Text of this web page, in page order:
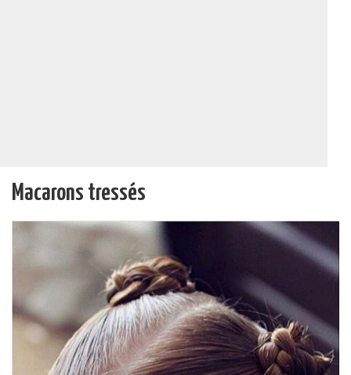
Macarons tressés